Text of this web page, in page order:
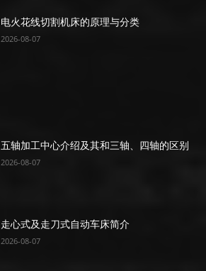
电火花线切割机床的原理与分类
2026-08-07
五轴加工中心介绍及其和三轴、四轴的区别
2026-08-07
走心式及走刀式自动车床简介
2026-08-07